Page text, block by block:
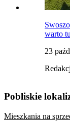
warto
23
Pobliskie
Mieszkania na